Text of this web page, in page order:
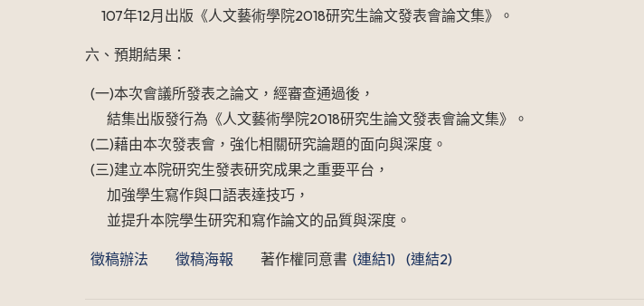
107年12月出版《人文藝術學院2018研究生論文發表會論文集》。
六、預期結果：
(一)本次會議所發表之論文，經審查通過後，
結集出版發行為《人文藝術學院2018研究生論文發表會論文集》。
(二)藉由本次發表會，強化相關研究論題的面向與深度。
(三)建立本院研究生發表研究成果之重要平台，
加強學生寫作與口語表達技巧，
並提升本院學生研究和寫作論文的品質與深度。
徵稿辦法 徵稿海報 著作權同意書 (連結1) (連結2)